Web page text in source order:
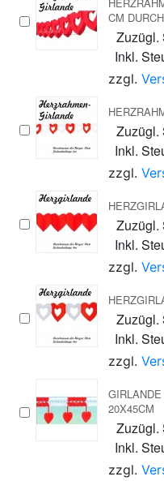
CM
Zuzügl.
Inkl.
zzgl.
Zuzügl.
Inkl.
zzgl.
Zuzügl.
Inkl.
zzgl.
Zuzügl.
Inkl.
zzgl.
GIRLANDE
0X45CM
Zuzügl.
Inkl.
zzgl.